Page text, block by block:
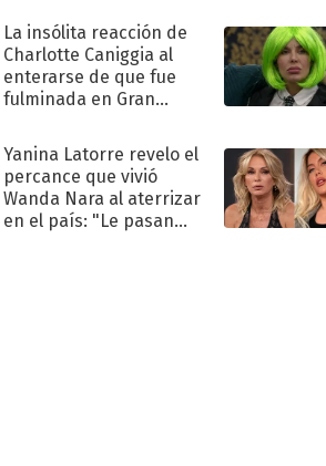
La insólita reacción de
Charlotte Caniggia al
enterarse de que fue
fulminada en Gran
Yanina Latorre revelo el
percance que vivió
Wanda Nara al aterrizar
en el país: "Le pasan